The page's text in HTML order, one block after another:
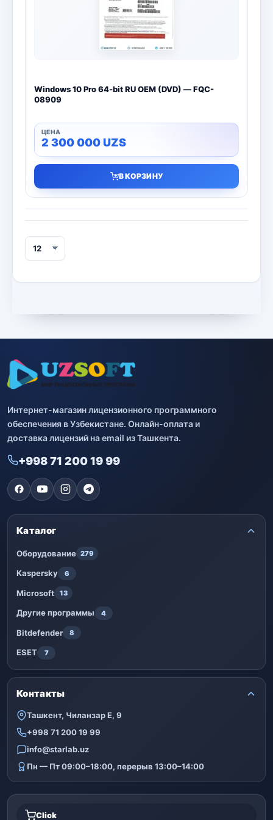
Bitdefender
Dr.Web 4
Jivo 3
3
Windows 10 Pro 64-bit RU OEM (DVD) — FQC-
08909
2 300 000UZS
В КОРЗИНУ
Интернет-магазин лицензионного программного
обеспечения в Узбекистане. Онлайн-оплата и
доставка лицензий на email из Ташкента.
+998 71 200 19 99
Каталог
Оборудование 279
Kaspersky 6
Microsoft 13
Другие программы 4
Bitdefender 8
ESET 7
Контакты
Ташкент, Чиланзар Е, 9
+998 71 200 19 99
info@starlab.uz
Пн — Пт 09:00–18:00, перерыв 13:00–14:00
Click